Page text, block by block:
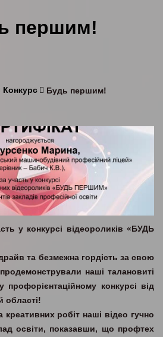
першим!
Конкурс Будь першим!
у конкурсі відеороликів «БУДЬ
та безмежна гордість за свою
наші талановиті
конкурсі від
області!
робіт наші відео гучно
освіти, показавши, що профтех